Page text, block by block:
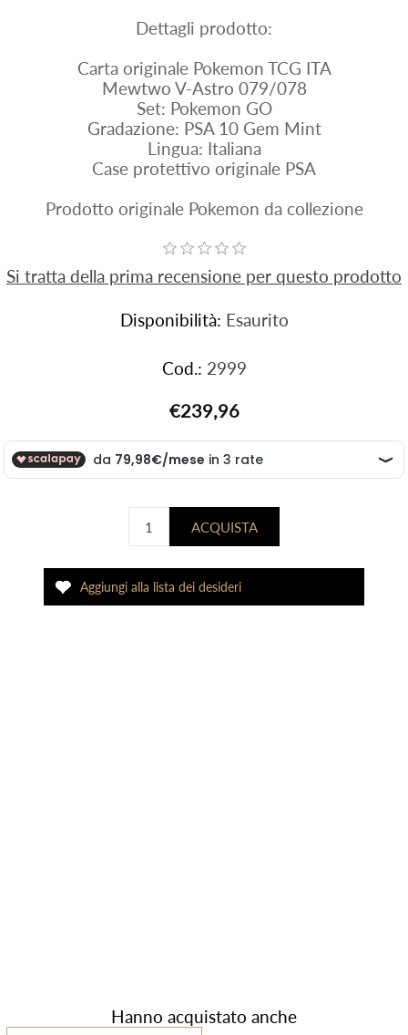
Dettagli prodotto:
Carta originale Pokemon TCG ITA
Mewtwo V-Astro 079/078
Set: Pokemon GO
Gradazione: PSA 10 Gem Mint
Lingua: Italiana
Case protettivo originale PSA
Prodotto originale Pokemon da collezione
Si tratta della prima recensione per questo prodotto
Disponibilità: Esaurito
Cod.: 2999
€239,96
Hanno acquistato anche